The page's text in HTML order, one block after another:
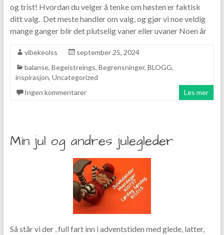
og trist! Hvordan du velger å tenke om høsten er faktisk
ditt valg. Det meste handler om valg, og gjør vi noe veldig
mange ganger blir det plutselig vaner eller uvaner Noen år
vibekeolss
september 25, 2024
balanse, Begeistreings, Begrensninger, BLOGG,
inspirasjon, Uncategorized
Ingen kommentarer
Les mer
Min jul og andres julegleder
Så står vi der , full fart inn i adventstiden med glede, latter,